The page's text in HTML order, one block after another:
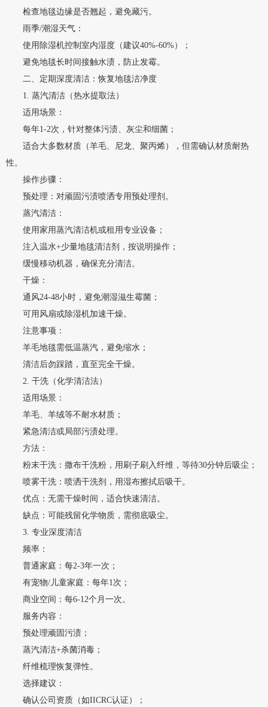
检查地毯边缘是否翘起，避免藏污。
雨季/潮湿天气：
使用除湿机控制室内湿度（建议40%-60%）；
避免地毯长时间接触水渍，防止发霉。
二、定期深度清洁：恢复地毯洁净度
1. 蒸汽清洁（热水提取法）
适用场景：
每年1-2次，针对整体污渍、灰尘和细菌；
适合大多数材质（羊毛、尼龙、聚丙烯），但需确认材质耐热
性。
操作步骤：
预处理：对顽固污渍喷洒专用预处理剂。
蒸汽清洁：
使用家用蒸汽清洁机或租用专业设备；
注入温水+少量地毯清洁剂，按说明操作；
缓慢移动机器，确保充分清洁。
干燥：
通风24-48小时，避免潮湿滋生霉菌；
可用风扇或除湿机加速干燥。
注意事项：
羊毛地毯需低温蒸汽，避免缩水；
清洁后勿踩踏，直至完全干燥。
2. 干洗（化学清洁法）
适用场景：
羊毛、羊绒等不耐水材质；
紧急清洁或局部污渍处理。
方法：
粉末干洗：撒布干洗粉，用刷子刷入纤维，等待30分钟后吸尘；
喷雾干洗：喷洒干洗剂，用湿布擦拭后吸干。
优点：无需干燥时间，适合快速清洁。
缺点：可能残留化学物质，需彻底吸尘。
3. 专业深度清洁
频率：
普通家庭：每2-3年一次；
有宠物/儿童家庭：每年1次；
商业空间：每6-12个月一次。
服务内容：
预处理顽固污渍；
蒸汽清洁+杀菌消毒；
纤维梳理恢复弹性。
选择建议：
确认公司资质（如IICRC认证）；